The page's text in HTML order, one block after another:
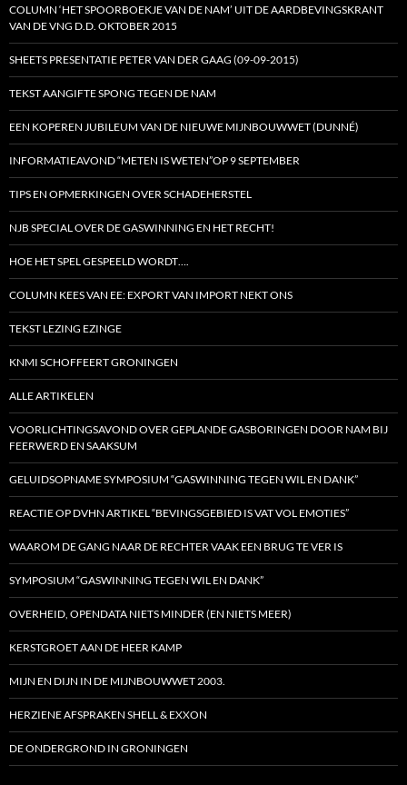
COLUMN ‘HET SPOORBOEKJE VAN DE NAM’ UIT DE AARDBEVINGSKRANT
VAN DE VNG D.D. OKTOBER 2015
SHEETS PRESENTATIE PETER VAN DER GAAG (09-09-2015)
TEKST AANGIFTE SPONG TEGEN DE NAM
EEN KOPEREN JUBILEUM VAN DE NIEUWE MIJNBOUWWET (DUNNÉ)
INFORMATIEAVOND “METEN IS WETEN”OP 9 SEPTEMBER
TIPS EN OPMERKINGEN OVER SCHADEHERSTEL
NJB SPECIAL OVER DE GASWINNING EN HET RECHT!
HOE HET SPEL GESPEELD WORDT….
COLUMN KEES VAN EE: EXPORT VAN IMPORT NEKT ONS
TEKST LEZING EZINGE
KNMI SCHOFFEERT GRONINGEN
ALLE ARTIKELEN
VOORLICHTINGSAVOND OVER GEPLANDE GASBORINGEN DOOR NAM BIJ
FEERWERD EN SAAKSUM
GELUIDSOPNAME SYMPOSIUM “GASWINNING TEGEN WIL EN DANK”
REACTIE OP DVHN ARTIKEL “BEVINGSGEBIED IS VAT VOL EMOTIES”
WAAROM DE GANG NAAR DE RECHTER VAAK EEN BRUG TE VER IS
SYMPOSIUM “GASWINNING TEGEN WIL EN DANK”
OVERHEID, OPENDATA NIETS MINDER (EN NIETS MEER)
KERSTGROET AAN DE HEER KAMP
MIJN EN DIJN IN DE MIJNBOUWWET 2003.
HERZIENE AFSPRAKEN SHELL & EXXON
DE ONDERGROND IN GRONINGEN